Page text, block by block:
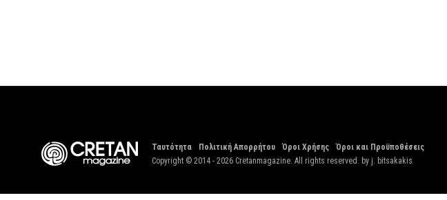
Ταυτότητα Πολιτική Απορρήτου Όροι Χρήσης
Όροι και Προϋποθέσεις
Copyright © 2014 - 2026 Cretanmagazine. All rights reserved. by j. bitsakakis